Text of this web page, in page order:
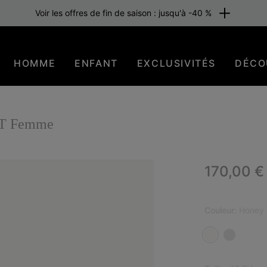
Voir les offres de fin de saison : jusqu'à -40 %
HOMME ENFANT EXCLUSIVITÉS
Femme
Regular
170,00 €